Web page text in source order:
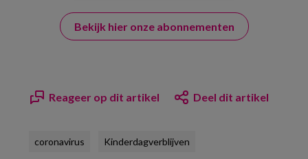
Bekijk hier onze abonnementen
Reageer op dit artikel Deel dit artikel
coronavirus Kinderdagverblijven